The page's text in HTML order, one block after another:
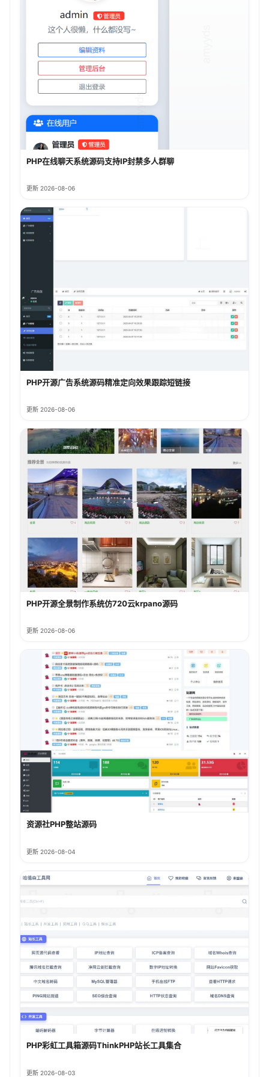
PHP在线聊天系统源码支持IP封禁多人群聊
更新 2026-08-06
PHP开源广告系统源码精准定向效果跟踪短链接
更新 2026-08-06
PHP开源全景制作系统仿720云krpano源码
更新 2026-08-06
资源社PHP整站源码
更新 2026-08-04
PHP彩虹工具箱源码ThinkPHP站长工具集合
更新 2026-08-03